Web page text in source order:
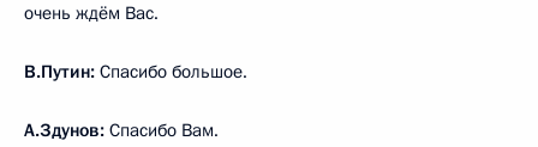
очень ждём Вас.
В.Путин: Спасибо большое.
А.Здунов: Спасибо Вам.